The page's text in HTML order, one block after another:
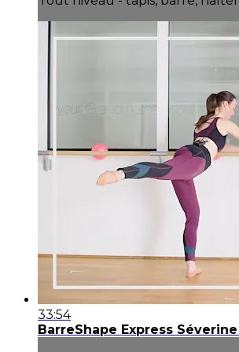
33:54
BarreShape Express